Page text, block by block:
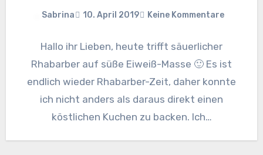
Sabrina 10. April 2019 Keine Kommentare
Hallo ihr Lieben, heute trifft säuerlicher
Rhabarber auf süße Eiweiß-Masse 🙂 Es ist
endlich wieder Rhabarber-Zeit, daher konnte
ich nicht anders als daraus direkt einen
köstlichen Kuchen zu backen. Ich…